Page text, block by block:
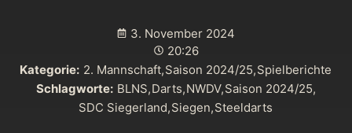
3. November 2024
20:26
Kategorie: 2. Mannschaft,Saison 2024/25,Spielberichte
Schlagworte: BLNS,Darts,NWDV,Saison 2024/25,
SDC Siegerland,Siegen,Steeldarts